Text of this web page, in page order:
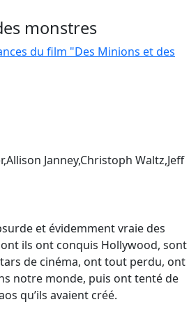
monstres
du film "Des Minions et des
Janney,Christoph Waltz,Jeff
et évidemment vraie des
ils ont conquis Hollywood, sont
de cinéma, ont tout perdu, ont
notre monde, puis ont tenté de
qu’ils avaient créé.